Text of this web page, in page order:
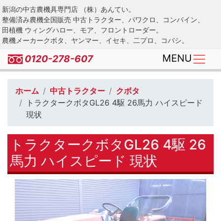
Skip
to
main
content
新潟の中古農機具専門店 （株）あんてい。
整備済み農機全国販売 中古トラクター、パワクロ、コンバイン、
田植機 ウィングハロー、モア、フロントローダー。
農機メーカークボタ、ヤンマー、イセキ、二プロ、コバシ。
0120-278-607 MENU
ホーム 中古トラクター
クボタ
トラクタークボタGL26 4駆 26馬力 ハイスピード
現状
トラクタークボタGL26 4駆 26
馬力 ハイスピード 現状